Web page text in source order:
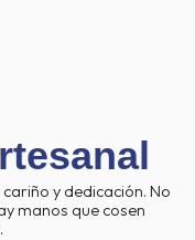
y dedicación. No
manos que cosen